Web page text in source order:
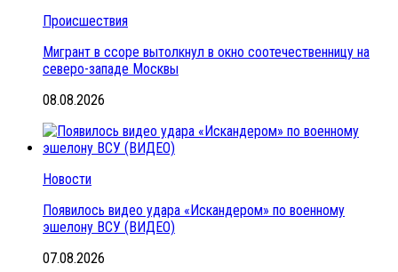
Происшествия
Мигрант в ссоре вытолкнул в окно соотечественницу на
северо-западе Москвы
08.08.2026
Новости
Появилось видео удара «Искандером» по военному
эшелону ВСУ (ВИДЕО)
07.08.2026